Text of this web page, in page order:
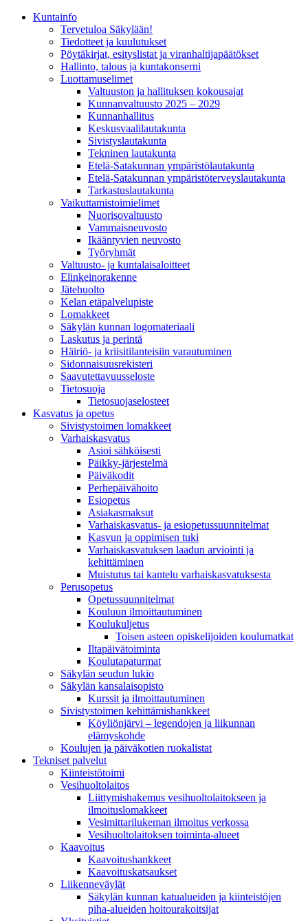
Kunta­info
Tervetuloa Säkylään!
Tiedotteet ja kuulutukset
Pöytäkirjat, esityslistat ja viranhaltijapäätökset
Hallinto, talous ja kuntakonserni
Luottamuselimet
Valtuuston ja hallituksen kokousajat
Kunnanvaltuusto 2025 – 2029
Kunnanhallitus
Keskusvaalilautakunta
Sivistyslautakunta
Tekninen lautakunta
Etelä-Satakunnan ympäristölautakunta
Etelä-Satakunnan ympäristöterveyslautakunta
Tarkastuslautakunta
Vaikuttamistoimielimet
Nuorisovaltuusto
Vammaisneuvosto
Ikääntyvien neuvosto
Työryhmät
Valtuusto- ja kuntalaisaloitteet
Elinkeinorakenne
Jätehuolto
Kelan etäpalvelupiste
Lomakkeet
Säkylän kunnan logomateriaali
Laskutus ja perintä
Häiriö- ja kriisitilanteisiin varautuminen
Sidonnaisuusrekisteri
Saavutettavuusseloste
Tietosuoja
Tietosuojaselosteet
Kasvatus ja opetus
Sivistystoimen lomakkeet
Varhaiskasvatus
Asioi sähköisesti
Päikky-järjestelmä
Päiväkodit
Perhepäivähoito
Esiopetus
Asiakasmaksut
Varhaiskasvatus- ja esiopetussuunnitelmat
Kasvun ja oppimisen tuki
Varhaiskasvatuksen laadun arviointi ja
kehittäminen
Muistutus tai kantelu varhaiskasvatuksesta
Perusopetus
Opetussuunnitelmat
Kouluun ilmoittautuminen
Koulukuljetus
Toisen asteen opiskelijoiden koulumatkat
Iltapäivätoiminta
Koulutapaturmat
Säkylän seudun lukio
Säkylän kansalaisopisto
Kurssit ja ilmoittautuminen
Sivistystoimen kehittämishankkeet
Köyliönjärvi – legendojen ja liikunnan
elämyskohde
Koulujen ja päiväkotien ruokalistat
Tekniset palvelut
Kiinteistötoimi
Vesihuoltolaitos
Liittymishakemus vesihuoltolaitokseen ja
ilmoituslomakkeet
Vesimittarilukeman ilmoitus verkossa
Vesihuoltolaitoksen toiminta-alueet
Kaavoitus
Kaavoitushankkeet
Kaavoituskatsaukset
Liikenneväylät
Säkylän kunnan katualueiden ja kiinteistöjen
piha-alueiden hoitourakoitsijat